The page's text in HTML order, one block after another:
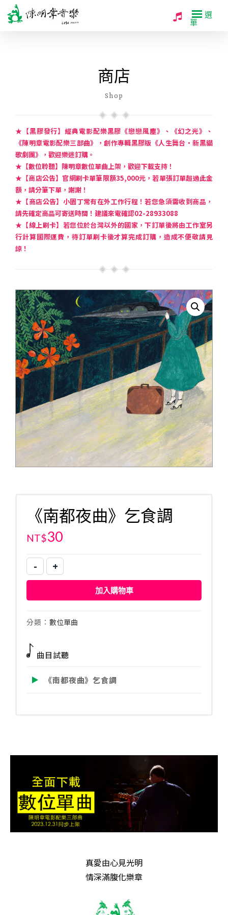
選
單
商店
Shop
★【黑膠發行】經典電影配樂黑膠《戀戀風塵》、《幻之光》、
《陳明章電影配樂三部曲》，創作專輯黑膠版《人生舞台・新黑貓
歌劇團》，歡迎樂迷訂購。
★【數位聆聽】陳明章數位單曲上架，歡迎下載支持！
★【商店公告】官網刷卡單筆限額35,000元，若單張訂單超過此金
額，請分筆下單，謝謝！
★【商店公告】小園丁常有在外工作行程！若您急須需收到商品，
請先確定商品可寄送時間！建議來電確認02-28933088
★【線上刷卡】若您位於台灣以外的國家，下訂單後將由工作室另
行計算國際運費，待訂單刷卡後才算完成訂購，造成不便敬請見
諒！
《南都夜曲》乞食調
NT$30
-
《南
都
夜
乞
調
數
+
加入購物車
分類： 數位單曲
曲目試聽
《南都夜曲》乞食調
真愛由心見光明
情深滿腹化樂章